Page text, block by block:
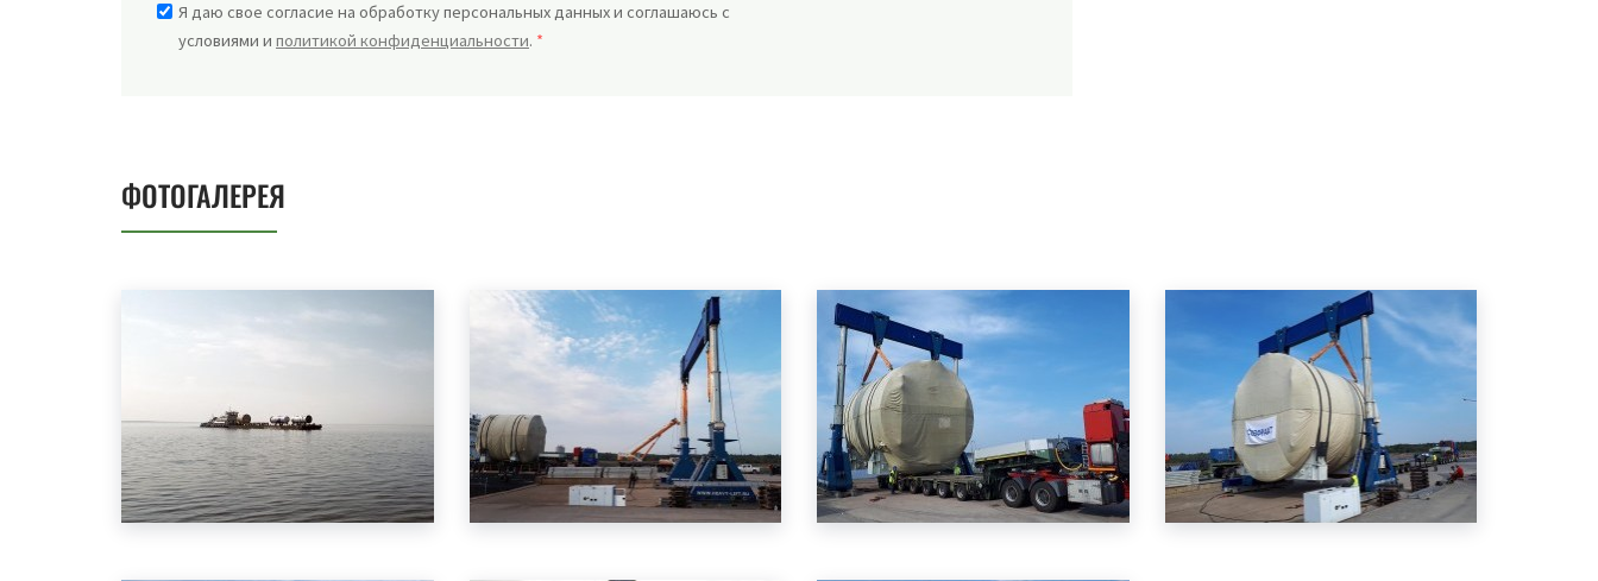
Я даю свое согласие на обработку персональных данных и соглашаюсь с
условиями и политикой конфиденциальности. *
ФОТОГАЛЕРЕЯ